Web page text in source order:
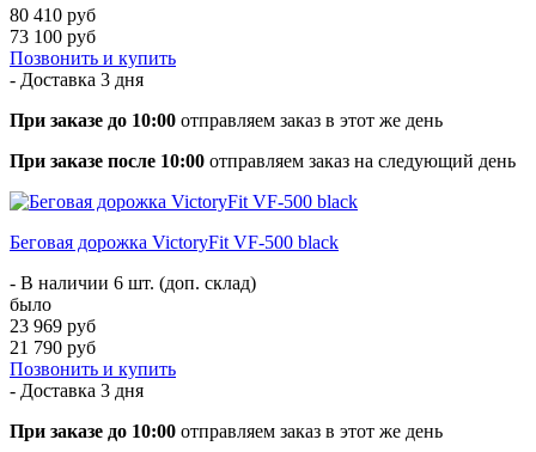
80 410 руб
73 100 руб
Позвонить и купить
- Доставка 3 дня
При заказе до 10:00 отправляем заказ в этот же день
При заказе после 10:00 отправляем заказ на следующий день
Беговая дорожка VictoryFit VF-500 black
- В наличии 6 шт. (доп. склад)
было
23 969 руб
21 790 руб
Позвонить и купить
- Доставка 3 дня
При заказе до 10:00 отправляем заказ в этот же день